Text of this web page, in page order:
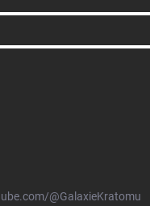
@GalaxieKratomu